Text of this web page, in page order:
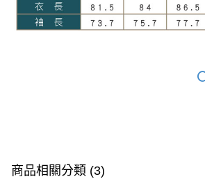
商品相關分類 (3)